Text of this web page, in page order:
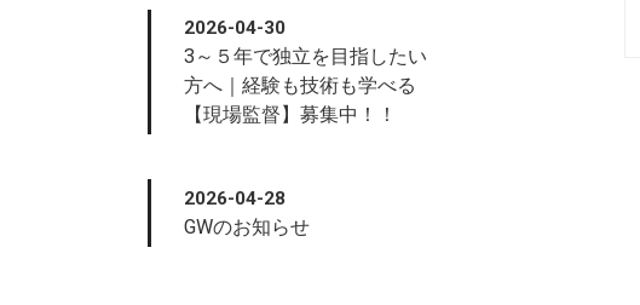
2026-04-30
3～５年で独立を目指したい
方へ｜経験も技術も学べる
【現場監督】募集中！！
2026-04-28
GWのお知らせ